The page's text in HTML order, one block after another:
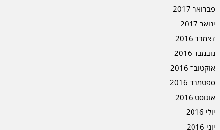
פברואר 2017
ינואר 2017
דצמבר 2016
נובמבר 2016
אוקטובר 2016
ספטמבר 2016
אוגוסט 2016
יולי 2016
יוני 2016